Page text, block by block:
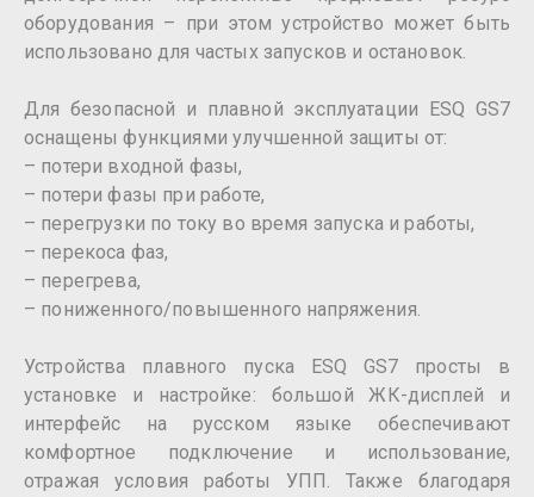
оборудования – при этом устройство может быть
использовано для частых запусков и остановок.
Для безопасной и плавной эксплуатации ESQ GS7
оснащены функциями улучшенной защиты от:
– потери входной фазы,
– потери фазы при работе,
– перегрузки по току во время запуска и работы,
– перекоса фаз,
– перегрева,
– пониженного/повышенного напряжения.
Устройства плавного пуска ESQ GS7 просты в
установке и настройке: большой ЖК-дисплей и
интерфейс на русском языке обеспечивают
комфортное подключение и использование,
отражая условия работы УПП. Также благодаря